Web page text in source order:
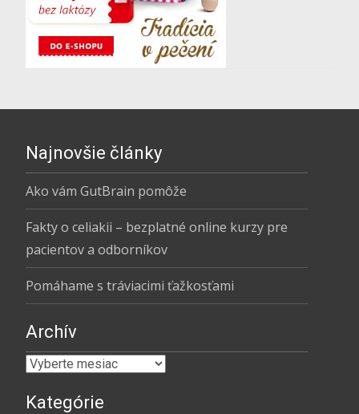
Najnovšie články
Ako vám GutBrain pomôže
Fakty o celiakii – bezplatné online kurzy pre
pacientov a odborníkov
Pomáhame s tráviacimi ťažkosťami
Archív
Archív
Kategórie